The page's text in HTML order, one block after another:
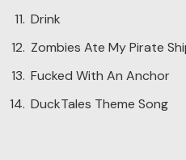
Drink
Zombies Ate My Pirate
Fucked With An Anchor
DuckTales Theme Song